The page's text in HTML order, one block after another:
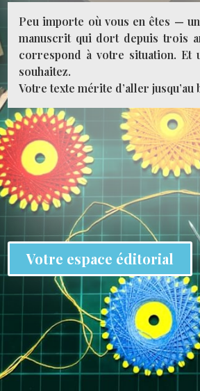
Peu importe où vous en êtes —
manuscrit qui dort depuis trois
correspond à votre situation. Et
souhaitez.
Votre texte mérite d’aller jusqu’au
Votre espace éditorial